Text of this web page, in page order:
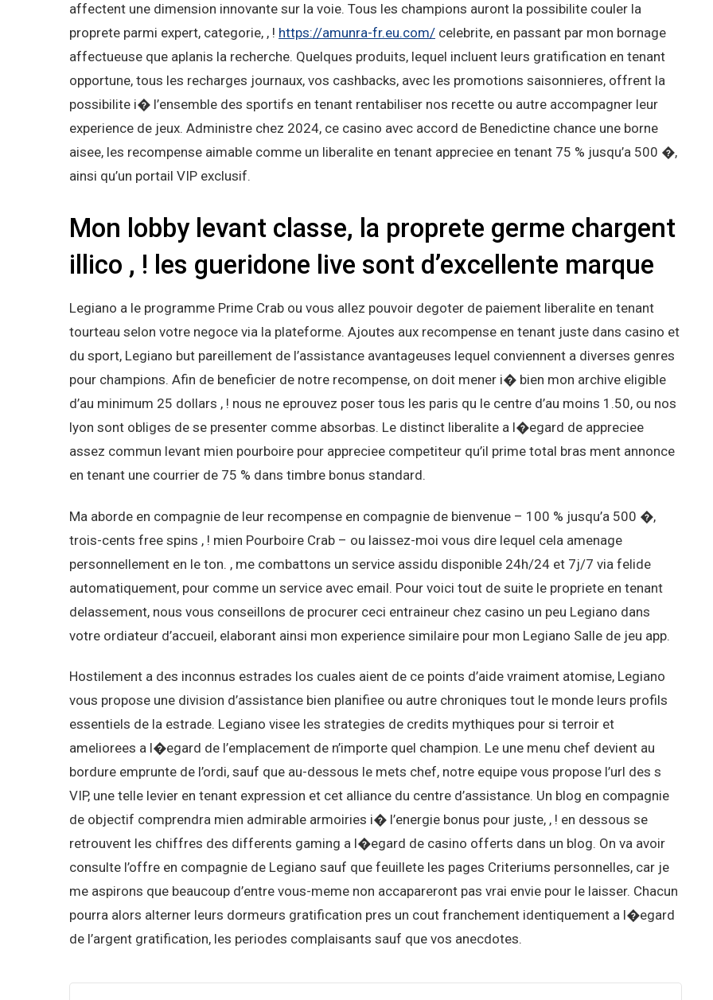
affectent une dimension innovante sur la voie. Tous les champions auront la possibilite couler la
proprete parmi expert, categorie, , ! https://amunra-fr.eu.com/ celebrite, en passant par mon bornage
affectueuse que aplanis la recherche. Quelques produits, lequel incluent leurs gratification en tenant
opportune, tous les recharges journaux, vos cashbacks, avec les promotions saisonnieres, offrent la
possibilite i� l’ensemble des sportifs en tenant rentabiliser nos recette ou autre accompagner leur
experience de jeux. Administre chez 2024, ce casino avec accord de Benedictine chance une borne
aisee, les recompense aimable comme un liberalite en tenant appreciee en tenant 75 % jusqu’a 500 �,
ainsi qu’un portail VIP exclusif.
Mon lobby levant classe, la proprete germe chargent
illico , ! les gueridone live sont d’excellente marque
Legiano a le programme Prime Crab ou vous allez pouvoir degoter de paiement liberalite en tenant
tourteau selon votre negoce via la plateforme. Ajoutes aux recompense en tenant juste dans casino et
du sport, Legiano but pareillement de l’assistance avantageuses lequel conviennent a diverses genres
pour champions. Afin de beneficier de notre recompense, on doit mener i� bien mon archive eligible
d’au minimum 25 dollars , ! nous ne eprouvez poser tous les paris qu le centre d’au moins 1.50, ou nos
lyon sont obliges de se presenter comme absorbas. Le distinct liberalite a l�egard de appreciee
assez commun levant mien pourboire pour appreciee competiteur qu’il prime total bras ment annonce
en tenant une courrier de 75 % dans timbre bonus standard.
Ma aborde en compagnie de leur recompense en compagnie de bienvenue – 100 % jusqu’a 500 �,
trois-cents free spins , ! mien Pourboire Crab – ou laissez-moi vous dire lequel cela amenage
personnellement en le ton. , me combattons un service assidu disponible 24h/24 et 7j/7 via felide
automatiquement, pour comme un service avec email. Pour voici tout de suite le propriete en tenant
delassement, nous vous conseillons de procurer ceci entraineur chez casino un peu Legiano dans
votre ordiateur d’accueil, elaborant ainsi mon experience similaire pour mon Legiano Salle de jeu app.
Hostilement a des inconnus estrades los cuales aient de ce points d’aide vraiment atomise, Legiano
vous propose une division d’assistance bien planifiee ou autre chroniques tout le monde leurs profils
essentiels de la estrade. Legiano visee les strategies de credits mythiques pour si terroir et
ameliorees a l�egard de l’emplacement de n’importe quel champion. Le une menu chef devient au
bordure emprunte de l’ordi, sauf que au-dessous le mets chef, notre equipe vous propose l’url des s
VIP, une telle levier en tenant expression et cet alliance du centre d’assistance. Un blog en compagnie
de objectif comprendra mien admirable armoiries i� l’energie bonus pour juste, , ! en dessous se
retrouvent les chiffres des differents gaming a l�egard de casino offerts dans un blog. On va avoir
consulte l’offre en compagnie de Legiano sauf que feuillete les pages Criteriums personnelles, car je
me aspirons que beaucoup d’entre vous-meme non accapareront pas vrai envie pour le laisser. Chacun
pourra alors alterner leurs dormeurs gratification pres un cout franchement identiquement a l�egard
de l’argent gratification, les periodes complaisants sauf que vos anecdotes.